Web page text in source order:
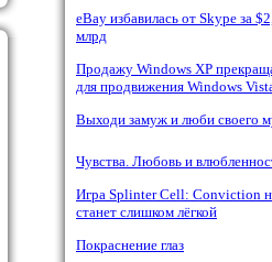
еBay избавилась от Skype за
млрд
Продажу Windows XP
для продвижения Windows
Выходи замуж и люби своего
Чувства. Любовь и
Игра Splinter Cell: Conviction
станет слишком лёгкой
Покраснение глаз